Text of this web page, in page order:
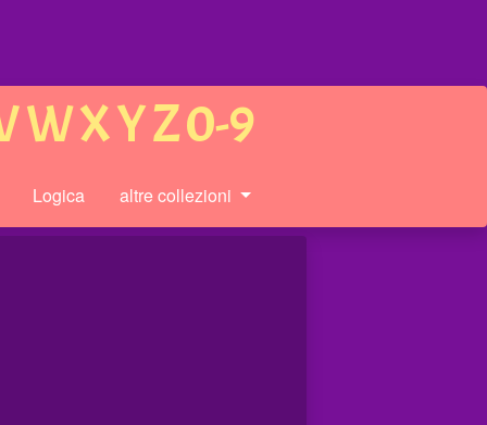
WXYZ0-9
Logica altre collezioni